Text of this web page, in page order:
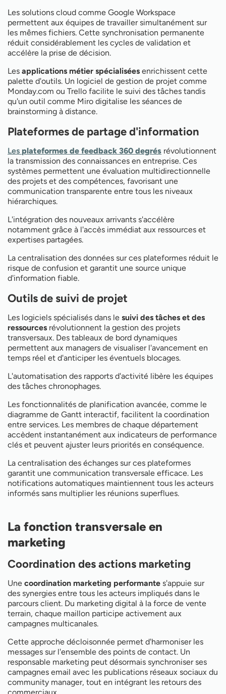
Les solutions cloud comme Google Workspace
permettent aux équipes de travailler simultanément sur
les mêmes fichiers. Cette synchronisation permanente
réduit considérablement les cycles de validation et
accélère la prise de décision.
Les applications métier spécialisées enrichissent cette
palette d'outils. Un logiciel de gestion de projet comme
Monday.com ou Trello facilite le suivi des tâches tandis
qu'un outil comme Miro digitalise les séances de
brainstorming à distance.
Plateformes de partage d'information
Les plateformes de feedback 360 degrés révolutionnent
la transmission des connaissances en entreprise. Ces
systèmes permettent une évaluation multidirectionnelle
des projets et des compétences, favorisant une
communication transparente entre tous les niveaux
hiérarchiques.
L'intégration des nouveaux arrivants s'accélère
notamment grâce à l'accès immédiat aux ressources et
expertises partagées.
La centralisation des données sur ces plateformes réduit le
risque de confusion et garantit une source unique
d'information fiable.
Outils de suivi de projet
Les logiciels spécialisés dans le suivi des tâches et des
ressources révolutionnent la gestion des projets
transversaux. Des tableaux de bord dynamiques
permettent aux managers de visualiser l'avancement en
temps réel et d'anticiper les éventuels blocages.
L'automatisation des rapports d'activité libère les équipes
des tâches chronophages.
Les fonctionnalités de planification avancée, comme le
diagramme de Gantt interactif, facilitent la coordination
entre services. Les membres de chaque département
accèdent instantanément aux indicateurs de performance
clés et peuvent ajuster leurs priorités en conséquence.
La centralisation des échanges sur ces plateformes
garantit une communication transversale efficace. Les
notifications automatiques maintiennent tous les acteurs
informés sans multiplier les réunions superflues.
La fonction transversale en
marketing
Coordination des actions marketing
Une coordination marketing performante s'appuie sur
des synergies entre tous les acteurs impliqués dans le
parcours client. Du marketing digital à la force de vente
terrain, chaque maillon participe activement aux
campagnes multicanales.
Cette approche décloisonnée permet d'harmoniser les
messages sur l'ensemble des points de contact. Un
responsable marketing peut désormais synchroniser ses
campagnes email avec les publications réseaux sociaux du
community manager, tout en intégrant les retours des